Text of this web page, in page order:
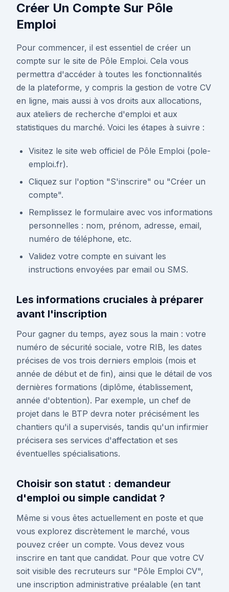
Créer Un Compte Sur Pôle
Emploi
Pour commencer, il est essentiel de créer un
compte sur le site de Pôle Emploi. Cela vous
permettra d'accéder à toutes les fonctionnalités
de la plateforme, y compris la gestion de votre CV
en ligne, mais aussi à vos droits aux allocations,
aux ateliers de recherche d'emploi et aux
statistiques du marché. Voici les étapes à suivre :
Visitez le site web officiel de Pôle Emploi (pole-
emploi.fr).
Cliquez sur l'option "S'inscrire" ou "Créer un
compte".
Remplissez le formulaire avec vos informations
personnelles : nom, prénom, adresse, email,
numéro de téléphone, etc.
Validez votre compte en suivant les
instructions envoyées par email ou SMS.
Les informations cruciales à préparer
avant l'inscription
Pour gagner du temps, ayez sous la main : votre
numéro de sécurité sociale, votre RIB, les dates
précises de vos trois derniers emplois (mois et
année de début et de fin), ainsi que le détail de vos
dernières formations (diplôme, établissement,
année d'obtention). Par exemple, un chef de
projet dans le BTP devra noter précisément les
chantiers qu'il a supervisés, tandis qu'un infirmier
précisera ses services d'affectation et ses
éventuelles spécialisations.
Choisir son statut : demandeur
d'emploi ou simple candidat ?
Même si vous êtes actuellement en poste et que
vous explorez discrètement le marché, vous
pouvez créer un compte. Vous devez vous
inscrire en tant que candidat. Pour que votre CV
soit visible des recruteurs sur "Pôle Emploi CV",
une inscription administrative préalable (en tant